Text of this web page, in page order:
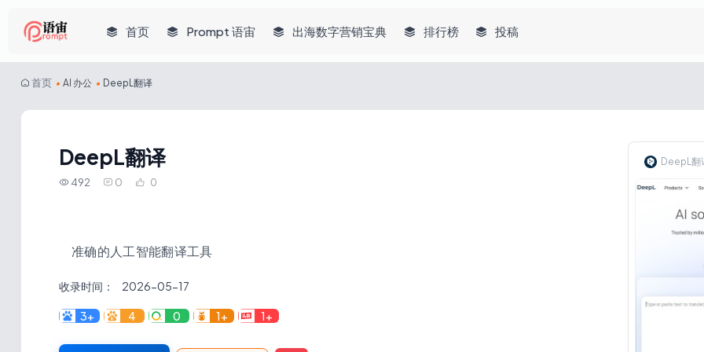
首页 Prompt 语宙 出海数字营销宝典 排行榜 投稿
首页 • AI 办公 • DeepL翻译
DeepL翻译
492 0 0
准确的人工智能翻译工具
收录时间： 2026-05-17
3+ 4 0 1+ 1+
DeepL翻